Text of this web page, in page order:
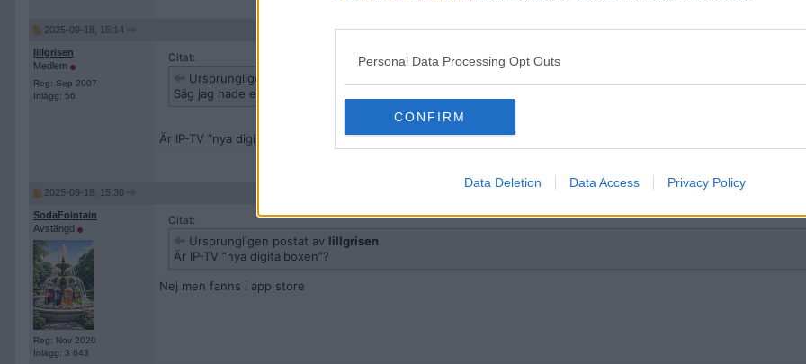
Personal Data Processing Opt Outs
CONFIRM
Data Deletion Data Access Privacy Policy
2025-09-18, 15:14
lillgrisen
Medlem
Reg: Sep 2007
Inlägg: 56
Citat:
Ursprungligen postat av
Säg jag hade en som hette ip tv streamer. Är det ip tv gratis?
Är IP-TV ”nya digitalboxen”?
2025-09-18, 15:30
SodaFointain
Avstängd
Reg: Nov 2020
Inlägg: 3 643
Citat:
Ursprungligen postat av lillgrisen
Är IP-TV ”nya digitalboxen”?
Nej men fanns i app store